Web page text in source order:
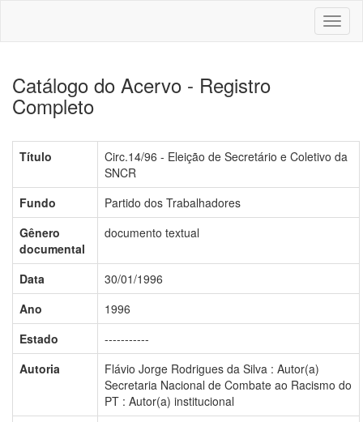
Catálogo do Acervo - Registro
Completo
Título
Circ.14/96 - Eleição de Secretário e Coletivo da
SNCR
Fundo
Partido dos Trabalhadores
Gênero
documental
documento textual
Data
30/01/1996
Ano
1996
Estado
-----------
Autoria
Flávio Jorge Rodrigues da Silva : Autor(a)
Secretaria Nacional de Combate ao Racismo do
PT : Autor(a) institucional